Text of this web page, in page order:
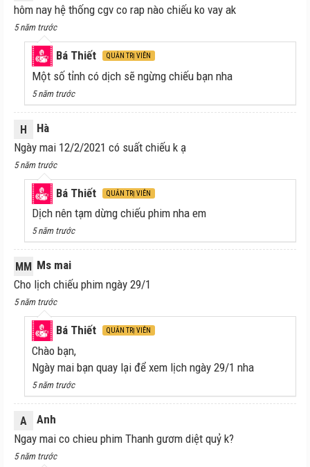
hôm nay hệ thống cgv co rap nào chiếu ko vay ak
5 năm trước
Bá Thiết QUẢN TRỊ VIÊN
Một số tỉnh có dịch sẽ ngừng chiếu bạn nha
5 năm trước
H
Hà
Ngày mai 12/2/2021 có suất chiếu k ạ
5 năm trước
Bá Thiết QUẢN TRỊ VIÊN
Dịch nên tạm dừng chiếu phim nha em
5 năm trước
MM Ms mai
Cho lịch chiếu phim ngày 29/1
5 năm trước
Bá Thiết QUẢN TRỊ VIÊN
Chào bạn,
Ngày mai bạn quay lại để xem lịch ngày 29/1 nha
5 năm trước
A
Anh
Ngay mai co chieu phim Thanh gươm diệt quỷ k?
5 năm trước